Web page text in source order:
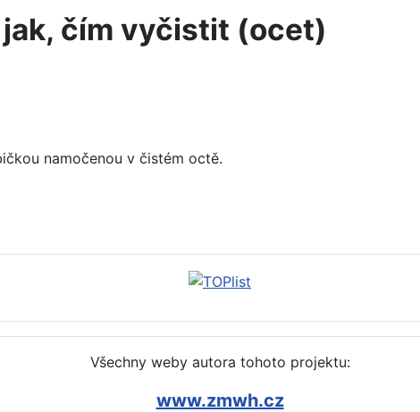
čím vyčistit (ocet)
namočenou v čistém octě.
odstranit (soda)
Všechny weby autora tohoto projektu:
www.zmwh.cz